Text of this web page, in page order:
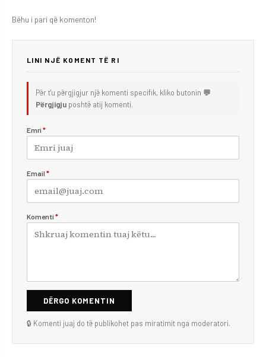
Bëhu i pari që komenton!
LINI NJË KOMENT TË RI
Për t'u përgjigjur një komenti specifik, kliko butonin 💬
Përgjigju poshtë atij komenti.
Emri *
Email *
Komenti *
DËRGO KOMENTIN
🔒 Komenti juaj do të publikohet pas miratimit nga moderatori.